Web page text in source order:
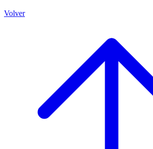
Volver